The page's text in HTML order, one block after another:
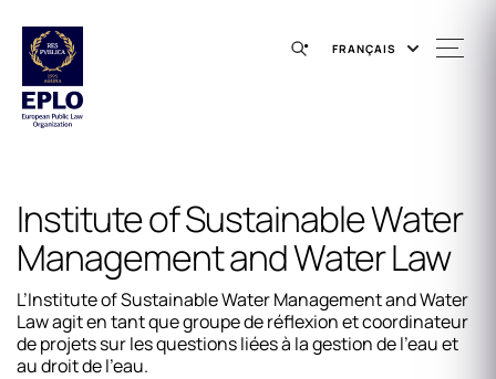
FRANÇAIS
Institute of Sustainable Water
Management and Water Law
L’Institute of Sustainable Water Management and Water
Law agit en tant que groupe de réflexion et coordinateur
de projets sur les questions liées à la gestion de l’eau et
au droit de l’eau.